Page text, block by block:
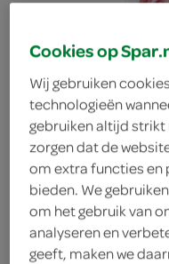
Cookies op
Wij gebruiken
technologieën
gebruiken altijd
zorgen dat de
om extra functies en
bieden. We
om het gebruik van
analyseren en
geeft, maken we